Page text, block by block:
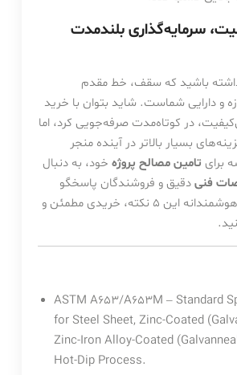
سرمایه‌گذاری بلندمدت
داشته باشید که سقف، خط مقدم
و دارایی شماست. شاید بتوان با خرید
در کوتاه‌مدت صرفه‌جویی کرد، اما
بسیار بالاتر در آینده منجر
برای تامین مصالح پروژهخود، به دنبال
فنیدقیق و فروشندگان پاسخگو
باشید و با بررسی هوشمندانه این 5 نکته، خریدی مطمئن و
ASTM A653/A653M – Standard
for Steel Sheet, Zinc-Coated
Zinc-Iron Alloy-Coated
Hot-Dip Process.